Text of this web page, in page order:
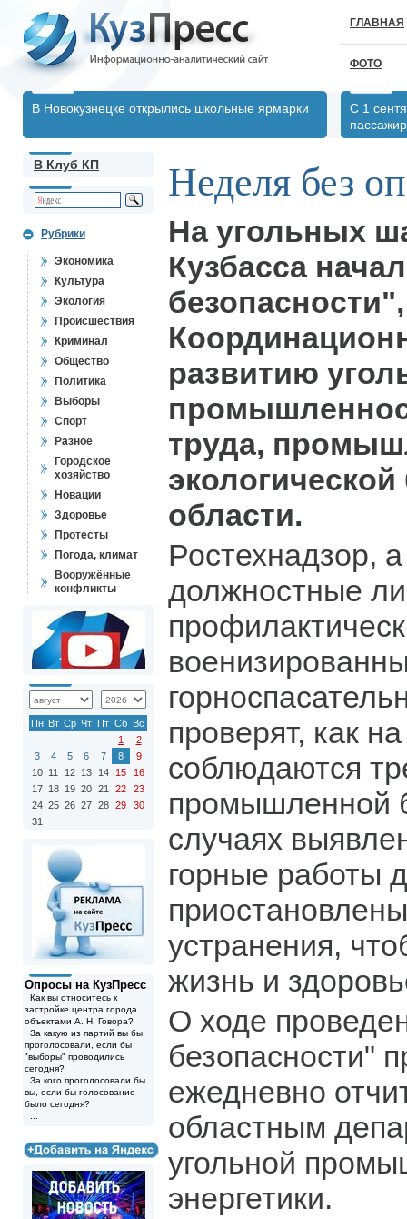
ГЛАВНАЯ
ФОТО
В Новокузнецке открылись школьные ярмарки
С 1
В Клуб КП
Рубрики
Экономика
Культура
Экология
Происшествия
Криминал
Общество
Политика
Выборы
Спорт
Разное
Городское
хозяйство
Новации
Здоровье
Протесты
Погода, климат
Вооружённые
конфликты
Пн Вт Ср Чт Пт Сб Вс
1
2
3
4 5 6 7 8
9
10 11 12 13 14 15
16
17 18 19 20 21 22
23
24 25 26 27 28 29
30
31
Опросы на КузПресс
Как вы относитесь к
застройке центра города
объектами А. Н. Говора?
За какую из партий вы бы
проголосовали, если бы
"выборы" проводились
сегодня?
За кого проголосовали бы
вы, если бы голосование
было сегодня?
Неделя без
На угольных
Кузбасса
развитию
труда,
области.
Ростехнадзор,
должностные
проверят, как
соблюдаются
промышленной
случаях
горные работы
устранения,
жизнь и
О ходе
безопасности"
ежедневно
областным
угольной
энергетики.